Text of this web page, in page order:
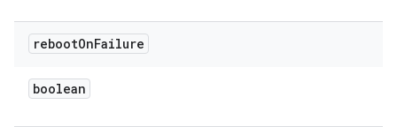
rebootOnFailure
boolean